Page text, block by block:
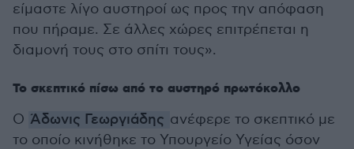
είμαστε λίγο αυστηροί ως προς την απόφαση
που πήραμε. Σε άλλες χώρες επιτρέπεται η
διαμονή τους στο σπίτι τους».
Το σκεπτικό πίσω από το αυστηρό πρωτόκολλο
Ο Άδωνις Γεωργιάδης ανέφερε το σκεπτικό με
το οποίο κινήθηκε το Υπουργείο Υγείας όσον